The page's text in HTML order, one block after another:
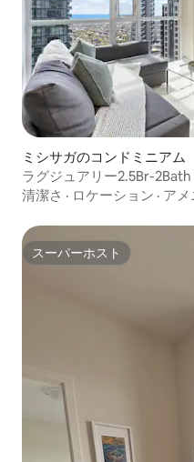
ミシサガのコンドミニアム
ラグジュアリー2.5Br-2Bath
しい眺め
清潔さ · ロケーション · ア
スーパーホスト
スーパーホスト